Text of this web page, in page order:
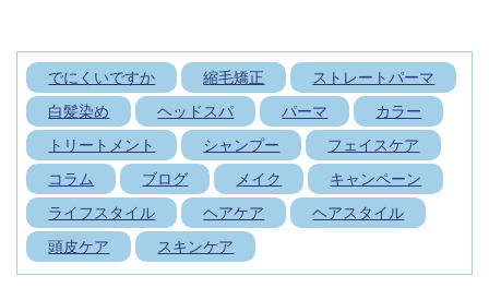
でにくいですか 縮毛矯正
ストレートパーマ
白髪染め
ヘッドスパ パーマ
カラー
トリートメント
シャンプー
フェイスケア
コラム
ブログ メイク
キャンペーン
ライフスタイル
ヘアケア
ヘアスタイル
頭皮ケア
スキンケア